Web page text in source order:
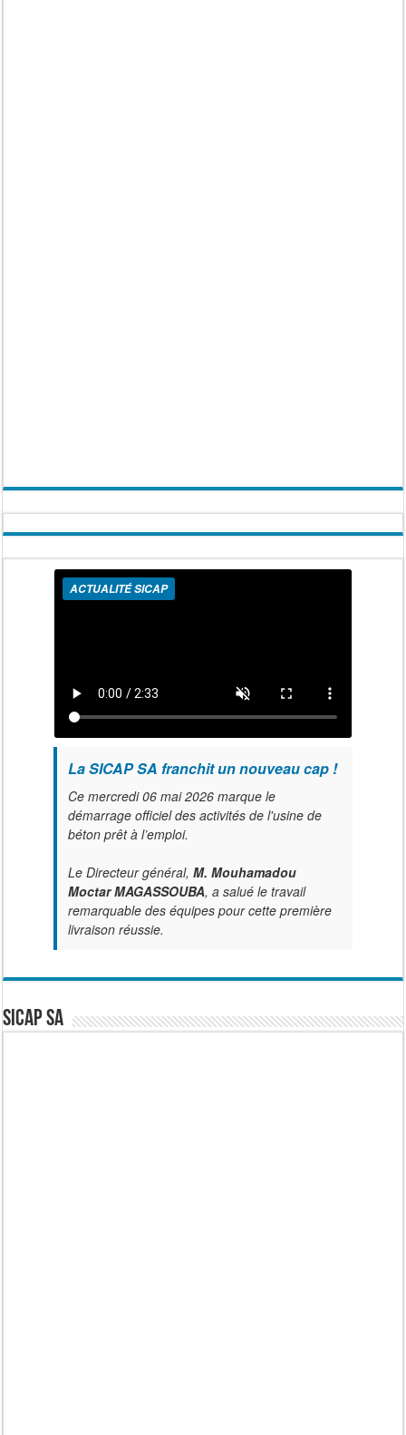
ACTUALITÉ SICAP
La SICAP SA franchit un nouveau cap !
Ce mercredi 06 mai 2026 marque le
démarrage officiel des activités de l'usine de
béton prêt à l’emploi.
Le Directeur général, M. Mouhamadou
Moctar MAGASSOUBA, a salué le travail
remarquable des équipes pour cette première
livraison réussie.
SICAP SA